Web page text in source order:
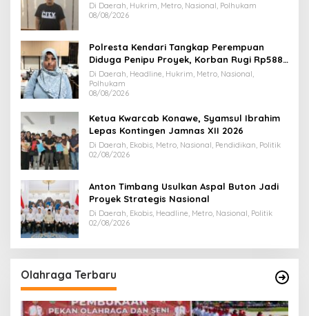
Jemaah Umrah Masuk Babak Baru
Di Daerah, Hukrim, Metro, Nasional, Polhukam
08/08/2026
Polresta Kendari Tangkap Perempuan
Diduga Penipu Proyek, Korban Rugi Rp588,1
Juta
Di Daerah, Headline, Hukrim, Metro, Nasional,
Polhukam
08/08/2026
Ketua Kwarcab Konawe, Syamsul Ibrahim
Lepas Kontingen Jamnas XII 2026
Di Daerah, Ekobis, Metro, Nasional, Pendidikan, Politik
02/08/2026
Anton Timbang Usulkan Aspal Buton Jadi
Proyek Strategis Nasional
Di Daerah, Ekobis, Headline, Metro, Nasional, Politik
02/08/2026
Olahraga Terbaru